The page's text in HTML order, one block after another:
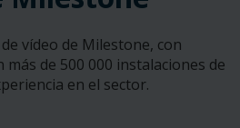
vídeo de Milestone, con
de 500 000 instalaciones de
en el sector.